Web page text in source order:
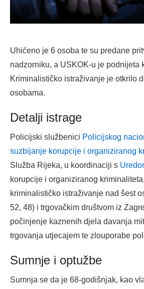
Uhićeno je 6 osoba te su predane
nadzorniku, a USKOK-u je podnijeta
Kriminalističko istraživanje je otkrilo
osobama.
Detalji istrage
Policijski službenici Policijskog
suzbijanje korupcije i organiziranog
Služba Rijeka, u koordinaciji s
korupcije i organiziranog
kriminalističko istraživanje nad šest
52, 48) i trgovačkim društvom iz
počinjenje kaznenih djela davanja
trgovanja utjecajem te zlouporabe
Sumnje i optužbe
Sumnja se da je 68-godišnjak, kao